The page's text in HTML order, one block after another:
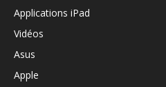
Applications iPad
Vidéos
Asus
Apple